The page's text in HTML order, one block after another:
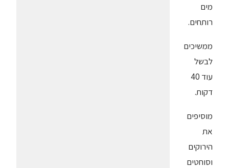
מים
רותחים.
ממשיכים
לבשל
עוד 40
דקות.
מוסיפים
את
הירוקים
וסוחטים